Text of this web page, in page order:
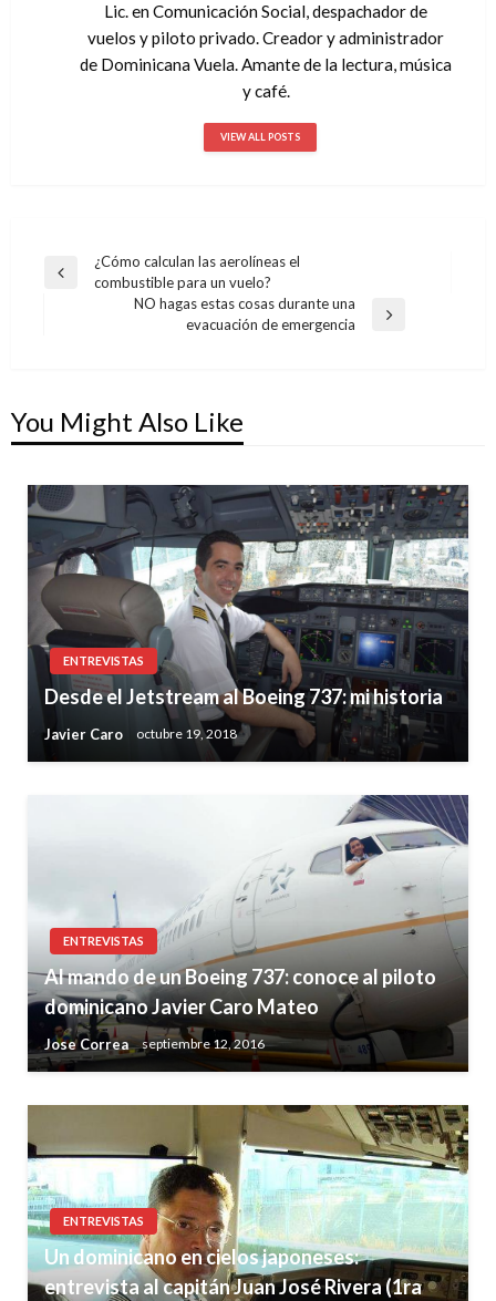
Lic. en Comunicación Social, despachador de
vuelos y piloto privado. Creador y administrador
de Dominicana Vuela. Amante de la lectura, música
y café.
VIEW ALL POSTS
Navegación
Previous
¿Cómo calculan las aerolíneas el
combustible para un vuelo?
NO hagas estas cosas durante una
evacuación de emergencia
You Might Also Like
ENTREVISTAS
Desde el Jetstream al Boeing 737: mi historia
Javier Caro octubre 19, 2018
ENTREVISTAS
Al mando de un Boeing 737: conoce al piloto
dominicano Javier Caro Mateo
Jose Correa septiembre 12, 2016
ENTREVISTAS
Un dominicano en cielos japoneses:
entrevista al capitán Juan José Rivera (1ra